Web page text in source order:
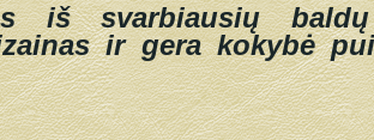
iš svarbiausių
ir gera kokybė